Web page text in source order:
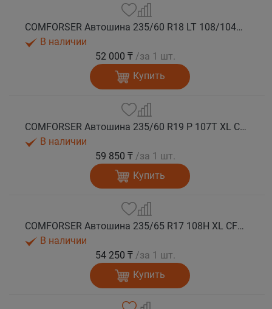
COMFORSER Автошина 235/60 R18 LT 108/104S CF1100 8PR RWL лето
В наличии
52 000 ₸ /за 1 шт.
Купить
COMFORSER Автошина 235/60 R19 P 107T XL CF1100 RWL лето
В наличии
59 850 ₸ /за 1 шт.
Купить
COMFORSER Автошина 235/65 R17 108H XL CF1100 OWL лето
В наличии
54 250 ₸ /за 1 шт.
Купить